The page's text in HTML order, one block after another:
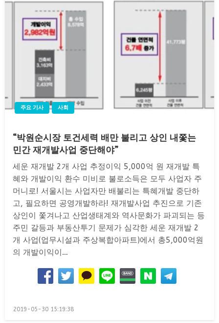
주요 기사 사회
“박원순시장 토건세력 배만 불리고 상인 내쫓는
민간 재개발사업 중단해야”
세운 재개발 2개 사업 추정이익 5,000억 원 재개발 특
혜와 개발이익 환수 미비로 불로소득은 모두 사업자 주
머니로! 서울시는 사업자만 배불리는 특혜개발 중단하
고, 필요하면 공영개발하라! 재개발사업 추진으로 기존
상인이 쫓겨나고 산업생태계와 역사문화가 파괴되는 등
주민 갈등과 부동산투기 문제가 심각한 세운 재개발 2
개 사업(업무시설과 주상복합아파트)에서 총5,000억원
의 개발이익이…
Posted
2019-05-30 15:19:38